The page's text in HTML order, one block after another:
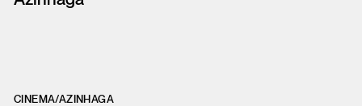
CINEMA/AZINHAGA